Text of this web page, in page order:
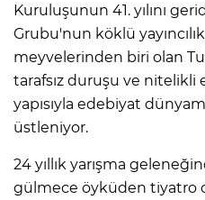
Kuruluşunun 41. yılını
Grubu'nun köklü
meyvelerinden biri olan
tarafsız duruşu ve nitelikli
yapısıyla edebiyat
üstleniyor.
24 yıllık yarışma
gülmece öyküden tiyatro